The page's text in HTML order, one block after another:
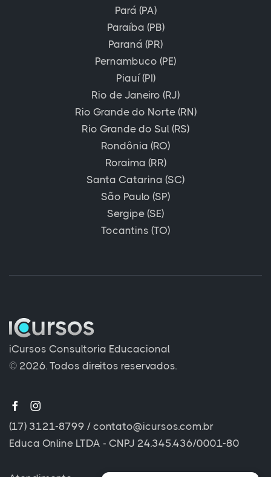
Pará (PA)
Paraíba (PB)
Paraná (PR)
Pernambuco (PE)
Piauí (PI)
Rio de Janeiro (RJ)
Rio Grande do Norte (RN)
Rio Grande do Sul (RS)
Rondônia (RO)
Roraima (RR)
Santa Catarina (SC)
São Paulo (SP)
Sergipe (SE)
Tocantins (TO)
iCursos Consultoria Educacional
© 2026. Todos direitos reservados.
(17) 3121-8799 / contato@icursos.com.br
Educa Online LTDA - CNPJ 24.345.436/0001-80